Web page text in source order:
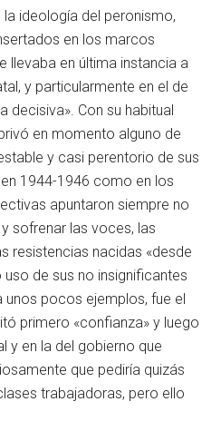
ideología del peronismo,
en los marcos
llevaba en última instancia a
y particularmente en el de
decisiva». Con su habitual
en momento alguno de
y casi perentorio de sus
1944-1946 como en los
apuntaron siempre no
sofrenar las voces, las
resistencias nacidas «desde
de sus no insignificantes
unos pocos ejemplos, fue el
primero «confianza» y luego
y en la del gobierno que
que pediría quizás
trabajadoras, pero ello